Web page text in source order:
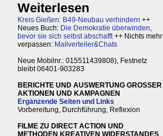
Weiterlesen
Kreis Gießen: B49-Neubau verhindern ++
Neues Buch: Die Demokratie überwinden,
bevor sie sich selbst abschafft++ Nichts mehr
verpassen: Mailverteiler&Chats
Neue Mobilnr.: 015511439808), Festnetz
bleibt 06401-903283
BERICHTE UND AUSWERTUNG GROSSER
AKTIONEN UND KAMPAGNEN
Ergänzende Seiten und Links
Vorbereitung, Durchführung, Reflexion
FILME ZU DIRECT ACTION UND